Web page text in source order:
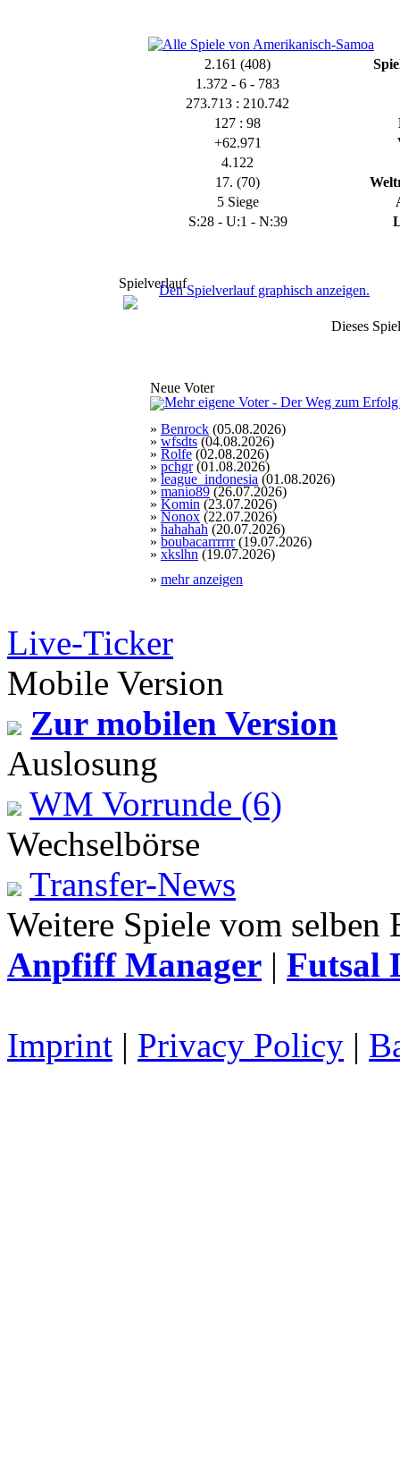
2.161 (408)
1.372 - 6 - 783
273.713 : 210.742
127 : 98
+62.971
4.122
17. (70)
5 Siege
S:28 - U:1 - N:39
SpielverlaufDen Spielverlauf graphisch anzeigen.
Dieses
Neue Voter
» Benrock (05.08.2026)
» wfsdts (04.08.2026)
» Rolfe (02.08.2026)
» pchgr(01.08.2026)
» league_indonesia (01.08.2026)
» manio89 (26.07.2026)
» Komin (23.07.2026)
» Nonox (22.07.2026)
» hahahah (20.07.2026)
» boubacarrrrrr(19.07.2026)
» xkslhn (19.07.2026)
» mehr anzeigen
Live-Ticker
Mobile Version
Zur mobilen Version
Auslosung
WM Vorrunde (6)
Wechselbörse
Transfer-News
Weitere Spiele vom
Anpfiff Manager | Futsal
Imprint | Privacy Policy |